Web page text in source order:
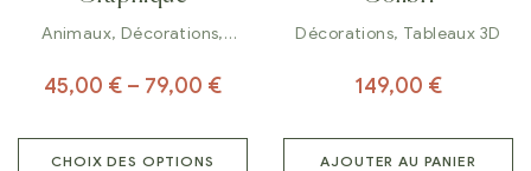
Animaux, Décorations,
45,00 € – 79,00 €
CHOIX DES OPTIONS
Décorations, Tableaux 3D
149,00 €
AJOUTER AU PANIER